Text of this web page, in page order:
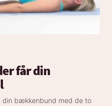
får din
din bækkenbund med de to